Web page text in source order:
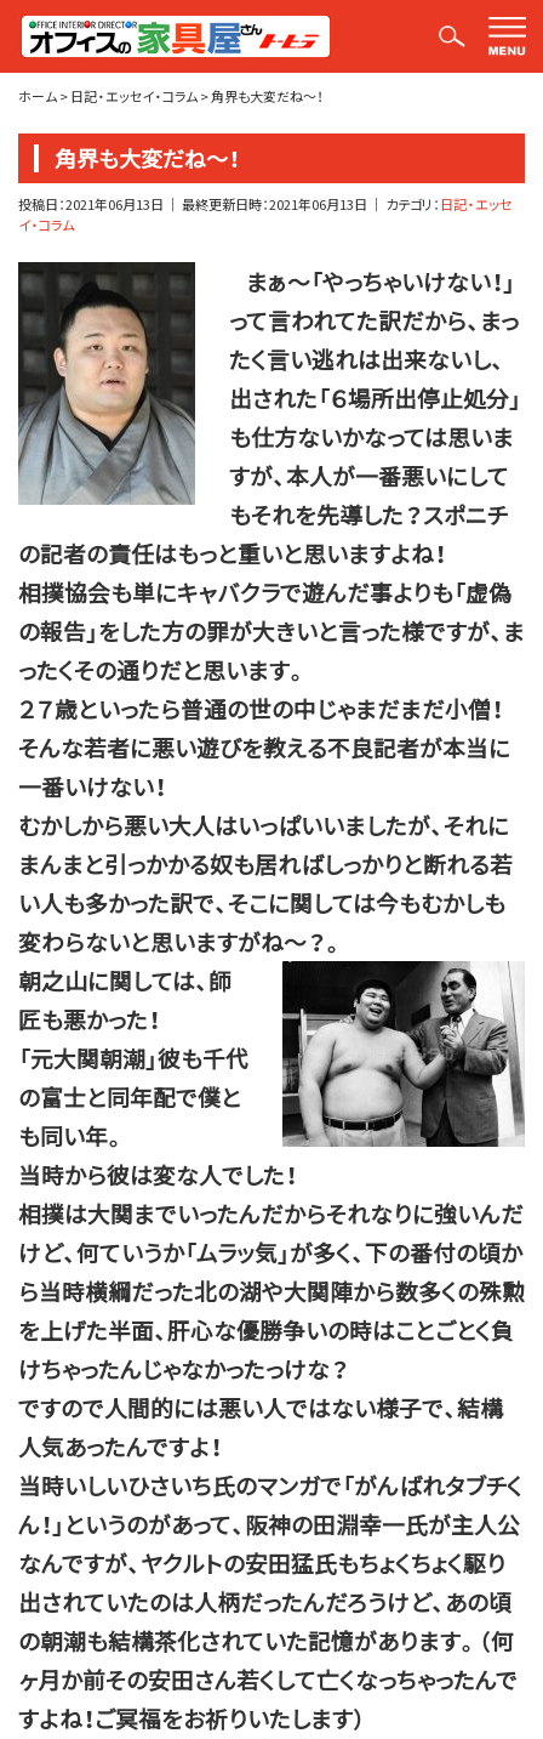
平山社長のブログ【釣りばかり日誌】
ホーム>日記・エッセイ・コラム>角界も大変だね～！
角界も大変だね～！
投稿日：2021年06月13日 ｜ 最終更新日時：2021年06月13日 ｜ カテゴリ：日記・エッセ
イ・コラム
まぁ～「やっちゃいけない！」
って言われてた訳だから、まっ
たく言い逃れは出来ないし、
出された「６場所出停止処分」
も仕方ないかなっては思いま
すが、本人が一番悪いにして
もそれを先導した？スポニチ
の記者の責任はもっと重いと思いますよね！
相撲協会も単にキャバクラで遊んだ事よりも「虚偽
の報告」をした方の罪が大きいと言った様ですが、ま
ったくその通りだと思います。
２７歳といったら普通の世の中じゃまだまだ小僧！
そんな若者に悪い遊びを教える不良記者が本当に
一番いけない！
むかしから悪い大人はいっぱいいましたが、それに
まんまと引っかかる奴も居ればしっかりと断れる若
い人も多かった訳で、そこに関しては今もむかしも
変わらないと思いますがね～？。
朝之山に関しては、師
匠も悪かった！
「元大関朝潮」彼も千代
の富士と同年配で僕と
も同い年。
当時から彼は変な人でした！
相撲は大関までいったんだからそれなりに強いんだ
けど、何ていうか「ムラッ気」が多く、下の番付の頃か
ら当時横綱だった北の湖や大関陣から数多くの殊勲
を上げた半面、肝心な優勝争いの時はことごとく負
けちゃったんじゃなかったっけな？
ですので人間的には悪い人ではない様子で、結構
人気あったんですよ！
当時いしいひさいち氏のマンガで「がんばれタブチく
ん！」というのがあって、阪神の田淵幸一氏が主人公
なんですが、ヤクルトの安田猛氏もちょくちょく駆り
出されていたのは人柄だったんだろうけど、あの頃
の朝潮も結構茶化されていた記憶があります。（何
ヶ月か前その安田さん若くして亡くなっちゃったんで
すよね！ご冥福をお祈りいたします）